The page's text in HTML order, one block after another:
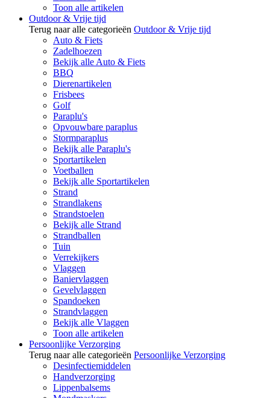
Toon alle artikelen
Outdoor & Vrije tijd
Terug naar alle categorieën Outdoor & Vrije tijd
Auto & Fiets
Zadelhoezen
Bekijk alle Auto & Fiets
BBQ
Dierenartikelen
Frisbees
Golf
Paraplu's
Opvouwbare paraplus
Stormparaplus
Bekijk alle Paraplu's
Sportartikelen
Voetballen
Bekijk alle Sportartikelen
Strand
Strandlakens
Strandstoelen
Bekijk alle Strand
Strandballen
Tuin
Verrekijkers
Vlaggen
Baniervlaggen
Gevelvlaggen
Spandoeken
Strandvlaggen
Bekijk alle Vlaggen
Toon alle artikelen
Persoonlijke Verzorging
Terug naar alle categorieën Persoonlijke Verzorging
Desinfectiemiddelen
Handverzorging
Lippenbalsems